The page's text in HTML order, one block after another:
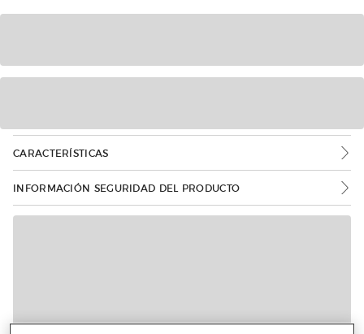
CARACTERÍSTICAS
INFORMACIÓN SEGURIDAD DEL PRODUCTO
Más info